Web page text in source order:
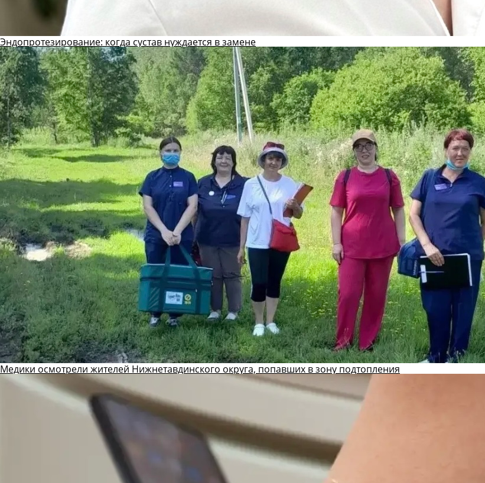
Эндопротезирование: когда сустав нуждается в замене
Медики осмотрели жителей Нижнетавдинского округа, попавших в зону подтопления